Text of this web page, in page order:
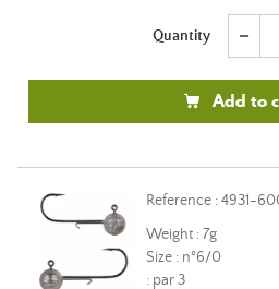
Quantity remove
Add to
Reference : 4931-
Weight : 7g
Size : n°6/0
: par 3